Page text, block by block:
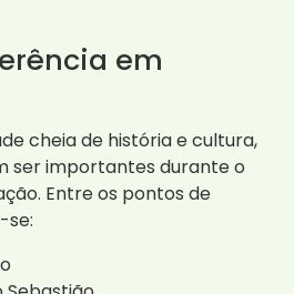
em
cheia de história e cultura,
ser importantes durante o
Entre os pontos de
se: